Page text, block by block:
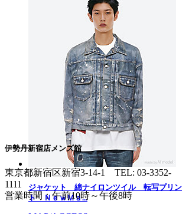
ジャケット 綿ナイロンツイル 転写プリン
ト ＮｅｗＭａ...
伊勢丹新宿店メンズ館
東京都新宿区新宿3-14-1 TEL: 03-3352-
1111
営業時間：午前10時～午後8時